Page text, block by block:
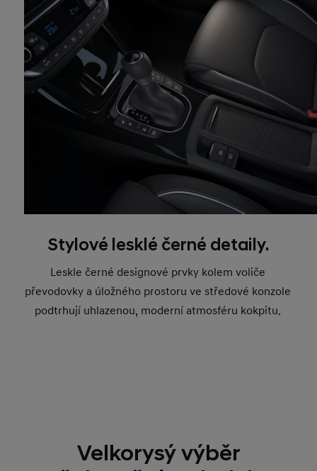
Stylové lesklé černé detaily.
Leskle černé designové prvky kolem voliče
převodovky a úložného prostoru ve středové konzole
podtrhují uhlazenou, moderní atmosféru kokpitu.
Velkorysý výběr